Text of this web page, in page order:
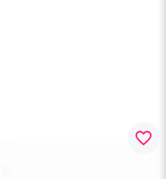
favorite_border